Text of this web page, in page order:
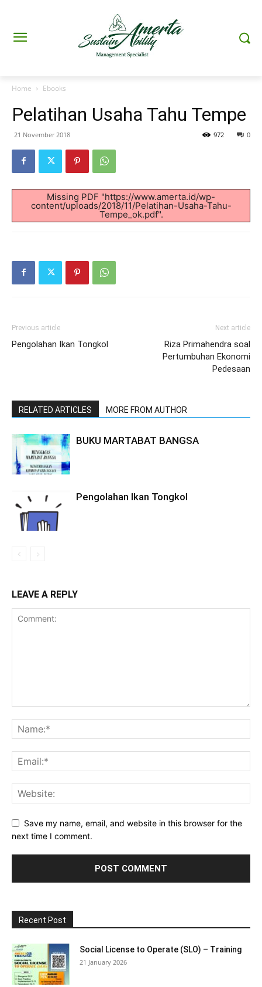
Home Ebooks
Pelatihan Usaha Tahu Tempe
21 November 2018 0
972
Missing PDF "https://www.amerta.id/wp-
content/uploads/2018/11/Pelatihan-Usaha-Tahu-
Tempe_ok.pdf".
Previous article
Pengolahan Ikan Tongkol
Next article
Riza Primahendra soal
Pertumbuhan Ekonomi
Pedesaan
RELATED ARTICLES MORE FROM AUTHOR
BUKU MARTABAT BANGSA
Pengolahan Ikan Tongkol
LEAVE A REPLY
Save my name, email, and website in this browser for the
next time I comment.
Recent Post
Social License to Operate (SLO) – Training
21 January 2026